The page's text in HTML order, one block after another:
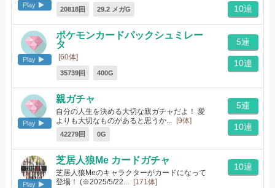
Play
20818回 29.2 メガG 10連
Play
ポケモンカードパックシュミレー
タ
[60体]
35739回 400G
5連
10連
Play
親ガチャ
自分の人生を決める大切な親ガチャだよ！ 愛
よりも大切なものがあると思うか...
[9体]
42279回 0G
5連
10連
Play
芝居人狼Me カードガチャ
芝居人狼Meのキャラクターがカードになって
登場！ (※2025/5/22...
[171体]
10連